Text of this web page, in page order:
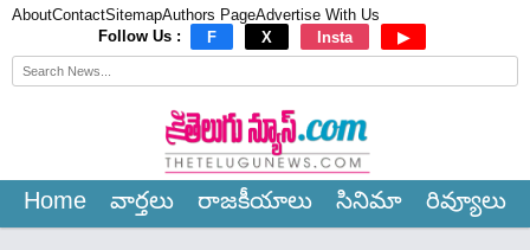
AboutContactSitemapAuthors PageAdvertise With Us
Follow Us :
F X Insta ▶
Home వార్త‌లు రాజ‌కీయాలు సినిమా రివ్యూలు